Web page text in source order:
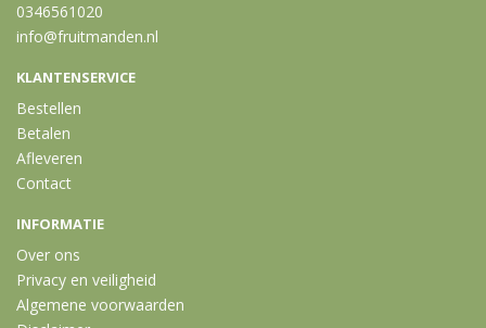
0346561020
info@fruitmanden.nl
KLANTENSERVICE
Bestellen
Betalen
Afleveren
Contact
INFORMATIE
Over ons
Privacy en veiligheid
Algemene voorwaarden